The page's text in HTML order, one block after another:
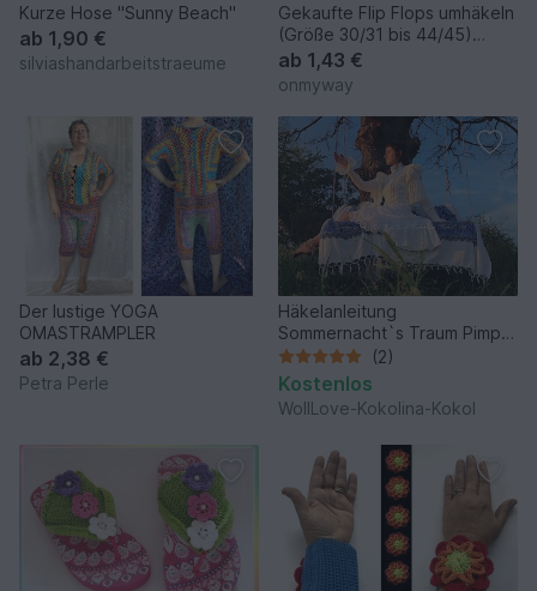
Kurze Hose "Sunny Beach"
ab 1,90 €
silviashandarbeitstraeume
Gekaufte Flip Flops umhäkeln
(Größe 30/31 bis 44/45)
Häkelanleitung
ab 1,43 €
onmyway
Der lustige YOGA
OMASTRAMPLER
ab 2,38 €
Petra Perle
Häkelanleitung
Sommernacht`s Traum Pimp
your Top
(2)
Kostenlos
WollLove-Kokolina-Kokol